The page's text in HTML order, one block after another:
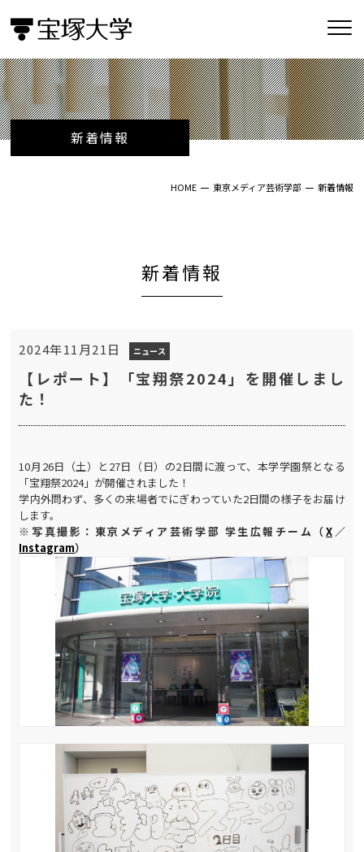
新着情報
HOME 東京メディア芸術学部 新着情報
新着情報
2024年11月21日 ニュース
【レポート】「宝翔祭2024」を開催しまし
た！
10月26日（土）と27日（日）の2日間に渡って、本学学園祭となる
「宝翔祭2024」が開催されました！
学内外問わず、多くの来場者でにぎわっていた2日間の様子をお届け
します。
※写真撮影：東京メディア芸術学部 学生広報チーム（X ／
Instagram）